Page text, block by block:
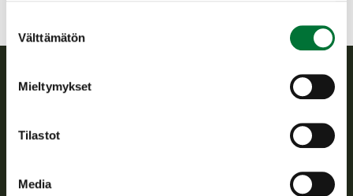
valinta
Välttämätön
Mieltymykset
Tilastot
Media
Suomen riistakeskus edistää kestävää riistataloutta, tukee
toimeenpanosta sekä vastaa sille säädetyistä julkisista
hallintotehtävistä.